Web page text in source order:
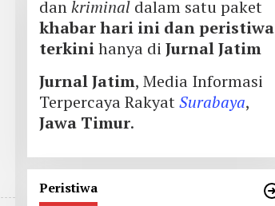
dankriminaldalam satu paket
khabar hari ini dan peristiwa
terkinihanya di Jurnal Jatim
Jurnal Jatim, Media Informasi
Terpercaya RakyatSurabaya,
Jawa Timur.
Peristiwa